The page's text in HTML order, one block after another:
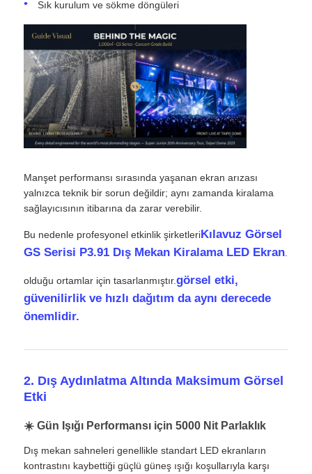
Bir İndirim İste
LED Video Duvar Ekranı
LED ekran ekranı
Sahne LED ekran kiralama
Cob LED video duvarı
Şeffaf LED ekran
Dış LED Ekran Tablosu
Dış mekan led reklam panosu
Sık kurulum ve sökme döngüleri
Manşet performansı sırasında yaşanan ekran arızası
yalnızca teknik bir sorun değildir; aynı zamanda kiralama
sağlayıcısının itibarına da zarar verebilir.
Bu nedenle profesyonel etkinlik şirketleriKılavuz Görsel
GS Serisi P3.91 Dış Mekan Kiralama LED Ekran
olduğu ortamlar için tasarlanmıştır.görsel etki,
güvenilirlik ve hızlı dağıtım da aynı derecede
önemlidir.
2. Dış Aydınlatma Altında Maksimum Görsel
Etki
☀️ Gün Işığı Performansı için 5000 Nit Parlaklık
Dış mekan sahneleri genellikle standart LED ekranların
kontrastını kaybettiği güçlü güneş ışığı koşullarıyla karşı